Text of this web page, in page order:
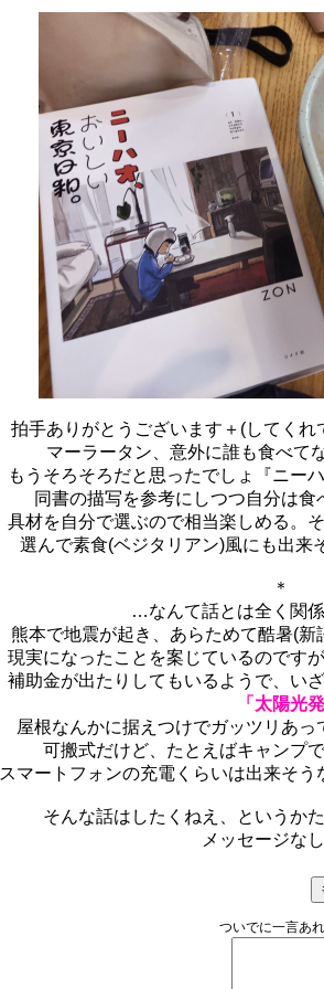
拍手ありがとうございます＋(してくれ
マーラータン、意外に誰も食べて
もうそろそろだと思ったでしょ『ニー
同書の描写を参考にしつつ自分は食
具材を自分で選ぶので相当楽しめる。
選んで素食(ベジタリアン)風にも出来
＊
…なんて話とは全く関
熊本で地震が起き、あらためて酷暑(
現実になったことを案じているのです
補助金が出たりしてもいるようで、い
「太陽光
屋根なんかに据えつけでガッツリあっ
可搬式だけど、たとえばキャンプ
スマートフォンの充電くらいは出来そう
そんな話はしたくねえ、というか
メッセージな
ついでに一言あ